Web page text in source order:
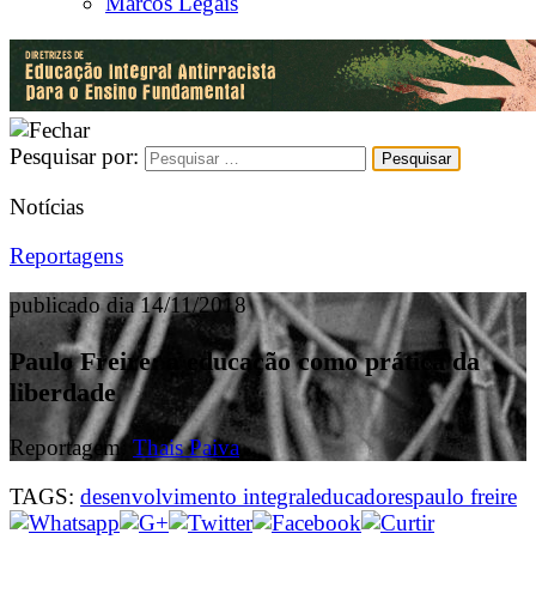
Pesquisar por:
Notícias
Reportagens
publicado dia 14/11/2018
Paulo Freire: a educação como prática da
liberdade
Reportagem: Thais Paiva
TAGS: desenvolvimento integraleducadorespaulo freire